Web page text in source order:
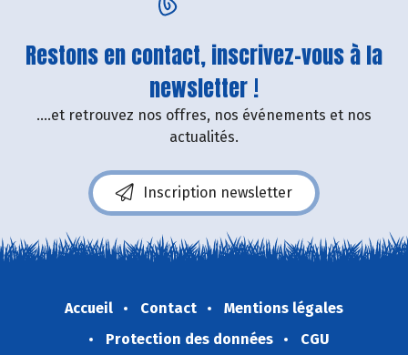
Restons en contact, inscrivez-vous à la
newsletter !
....et retrouvez nos offres, nos événements et nos
actualités.
Inscription newsletter
Accueil Contact
Mentions légales
Protection des données
CGU